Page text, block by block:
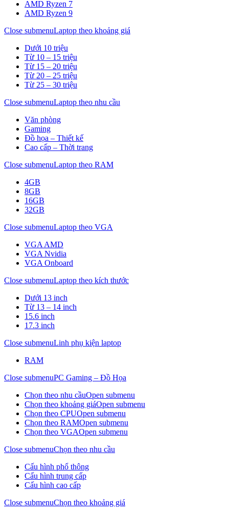
AMD Ryzen 7
AMD Ryzen 9
Close submenuLaptop theo khoảng giá
Dưới 10 triệu
Từ 10 – 15 triệu
Từ 15 – 20 triệu
Từ 20 – 25 triệu
Từ 25 – 30 triệu
Close submenuLaptop theo nhu cầu
Văn phòng
Gaming
Đồ họa – Thiết kế
Cao cấp – Thời trang
Close submenuLaptop theo RAM
4GB
8GB
16GB
32GB
Close submenuLaptop theo VGA
VGA AMD
VGA Nvidia
VGA Onboard
Close submenuLaptop theo kích thước
Dưới 13 inch
Từ 13 – 14 inch
15.6 inch
17.3 inch
Close submenuLinh phụ kiện laptop
RAM
Close submenuPC Gaming – Đồ Họa
Chọn theo nhu cầuOpen submenu
Chọn theo khoảng giáOpen submenu
Chọn theo CPUOpen submenu
Chọn theo RAMOpen submenu
Chọn theo VGAOpen submenu
Close submenuChọn theo nhu cầu
Cấu hình phổ thông
Cấu hình trung cấp
Cấu hình cao cấp
Close submenuChọn theo khoảng giá